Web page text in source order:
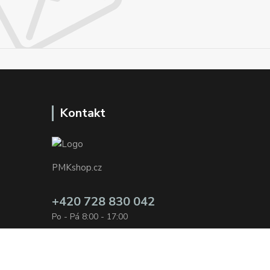
Kontakt
PMKshop.cz
+420 728 830 042
Po - Pá 8:00 - 17:00